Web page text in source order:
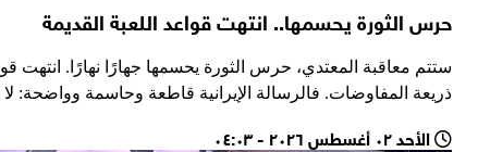
حرس الثورة يحسمها.. انتهت قواعد اللعبة القديمة
ستتم معاقبة المعتدي، حرس الثورة يحسمها جهارًا نهارًا. انتهت
ذريعة المفاوضات. فالرسالة الإيرانية قاطعة وحاسمة وواضحة:
الأحد ٠٢ أغسطس ٢٠٢٦ - ٠٤:٠٣